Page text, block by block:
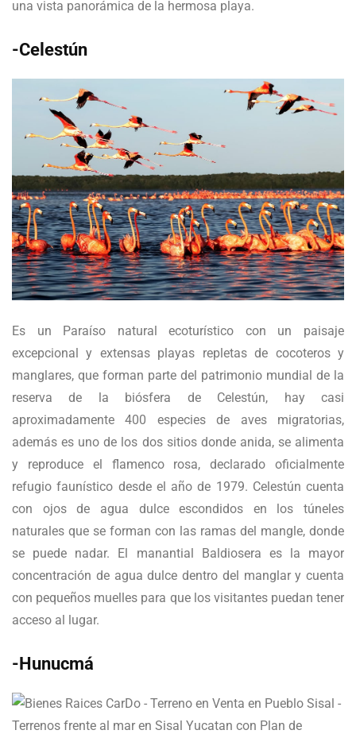
una vista panorámica de la hermosa playa.
-Celestún
Es un Paraíso natural ecoturístico con un paisaje
excepcional y extensas playas repletas de cocoteros y
manglares, que forman parte del patrimonio mundial de la
reserva de la biósfera de Celestún, hay casi
aproximadamente 400 especies de aves migratorias,
además es uno de los dos sitios donde anida, se alimenta
y reproduce el flamenco rosa, declarado oficialmente
refugio faunístico desde el año de 1979. Celestún cuenta
con ojos de agua dulce escondidos en los túneles
naturales que se forman con las ramas del mangle, donde
se puede nadar. El manantial Baldiosera es la mayor
concentración de agua dulce dentro del manglar y cuenta
con pequeños muelles para que los visitantes puedan tener
acceso al lugar.
-Hunucmá